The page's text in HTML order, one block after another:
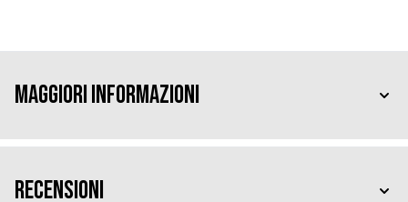
Maggiori Informazioni
Recensioni